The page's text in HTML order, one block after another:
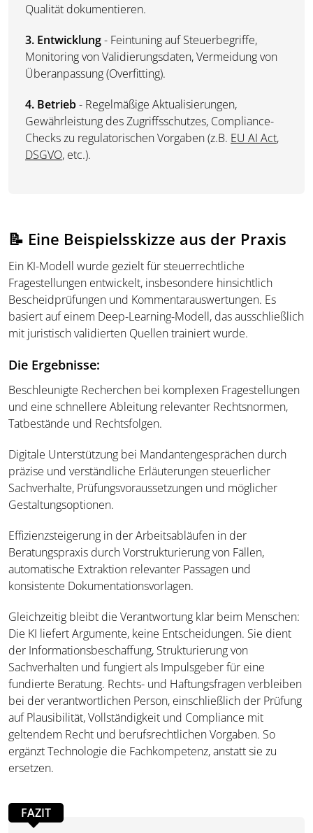
Qualität dokumentieren.
3. Entwicklung- Feintuning auf Steuerbegriffe,
Monitoring von Validierungsdaten, Vermeidung von
Überanpassung (Overfitting).
4. Betrieb- Regelmäßige Aktualisierungen,
Gewährleistung des Zugriffsschutzes, Compliance-
Checks zu regulatorischen Vorgaben (z.B. EU AI Act,
DSGVO, etc.).
📝 Eine Beispielsskizze aus der Praxis
Ein KI-Modell wurde gezielt für steuerrechtliche
Fragestellungen entwickelt, insbesondere hinsichtlich
Bescheidprüfungen und Kommentarauswertungen. Es
basiert auf einem Deep-Learning-Modell, das ausschließlich
mit juristisch validierten Quellen trainiert wurde.
Die Ergebnisse:
Beschleunigte Recherchen bei komplexen Fragestellungen
und eine schnellere Ableitung relevanter Rechtsnormen,
Tatbestände und Rechtsfolgen.
Digitale Unterstützung bei Mandantengesprächen durch
präzise und verständliche Erläuterungen steuerlicher
Sachverhalte, Prüfungsvoraussetzungen und möglicher
Gestaltungsoptionen.
Effizienzsteigerung in der Arbeitsabläufen in der
Beratungspraxis durch Vorstrukturierung von Fällen,
automatische Extraktion relevanter Passagen und
konsistente Dokumentationsvorlagen.
Gleichzeitig bleibt die Verantwortung klar beim Menschen:
Die KI liefert Argumente, keine Entscheidungen. Sie dient
der Informationsbeschaffung, Strukturierung von
Sachverhalten und fungiert als Impulsgeber für eine
fundierte Beratung. Rechts- und Haftungsfragen verbleiben
bei der verantwortlichen Person, einschließlich der Prüfung
auf Plausibilität, Vollständigkeit und Compliance mit
geltendem Recht und berufsrechtlichen Vorgaben. So
ergänzt Technologie die Fachkompetenz, anstatt sie zu
ersetzen.
FAZIT